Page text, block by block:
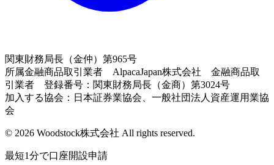
関東財務局長（金仲）第965号
所属金融商品取引業者 AlpacaJapan株式会社 金融商品取
引業者 登録番号：関東財務局長（金商）第3024号
加入する協会：日本証券業協会、一般社団法人資産運用業協
会
© 2026 Woodstock株式会社 All rights reserved.
最短1分で口座開設申請